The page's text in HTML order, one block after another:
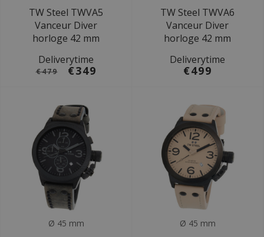
TW Steel TWVA5
Vanceur Diver
horloge 42 mm
Deliverytime
€479 €349
TW Steel TWVA6
Vanceur Diver
horloge 42 mm
Deliverytime
€499
Ø 45 mm Ø 45 mm